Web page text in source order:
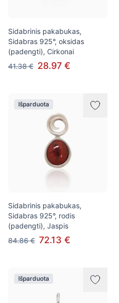
Sidabrinis pakabukas,
Sidabras 925°, oksidas
(padengti), Cirkonai
41.38 € 28.97 €
Išparduota
Sidabrinis pakabukas,
Sidabras 925°, rodis
(padengti), Jaspis
84.86 € 72.13 €
Išparduota